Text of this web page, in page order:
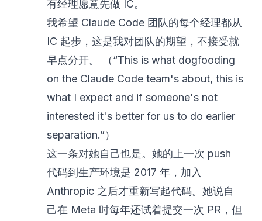
有经理愿意先做 IC。
我希望 Claude Code 团队的每个经理都从
IC 起步，这是我对团队的期望，不接受就
早点分开。 （“This is what dogfooding
on the Claude Code team's about, this is
what I expect and if someone's not
interested it's better for us to do earlier
separation.”）
这一条对她自己也是。她的上一次 push
代码到生产环境是 2017 年，加入
Anthropic 之后才重新写起代码。她说自
己在 Meta 时每年还试着提交一次 PR，但